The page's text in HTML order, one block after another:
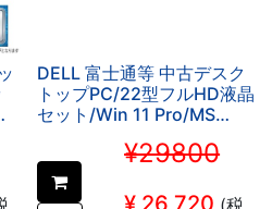
256GB
DELL 富士通等 中古デスク
トップPC/22型フルHD液晶
セット/Win 11 Pro/MS
代/WIFI/Bluetooth/DVD-
ROM/8GB/SSD128GB (整
備済み品)
¥29800
¥ 26,720 (税